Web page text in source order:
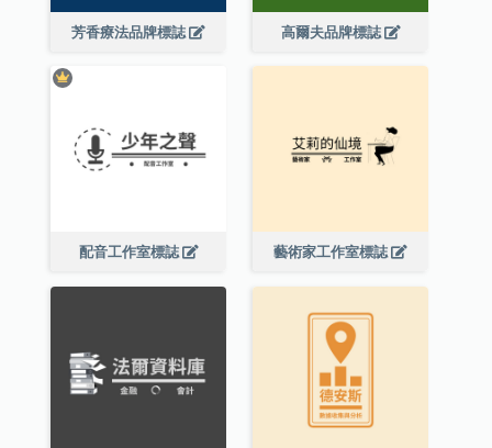
芳香療法品牌標誌 高爾夫品牌標誌
配音工作室標誌 藝術家工作室標誌